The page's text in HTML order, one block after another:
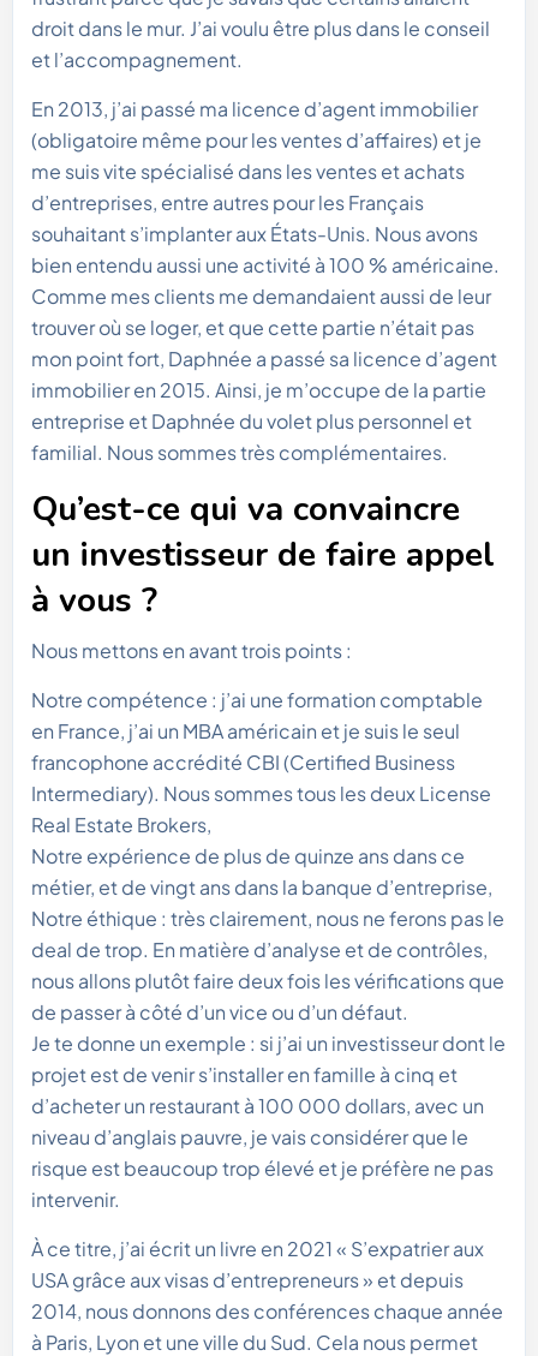
droit dans le mur. J’ai voulu être plus dans le conseil
et l’accompagnement.
En 2013, j’ai passé ma licence d’agent immobilier
(obligatoire même pour les ventes d’affaires) et je
me suis vite spécialisé dans les ventes et achats
d’entreprises, entre autres pour les Français
souhaitant s’implanter aux États-Unis. Nous avons
bien entendu aussi une activité à 100 % américaine.
Comme mes clients me demandaient aussi de leur
trouver où se loger, et que cette partie n’était pas
mon point fort, Daphnée a passé sa licence d’agent
immobilier en 2015. Ainsi, je m’occupe de la partie
entreprise et Daphnée du volet plus personnel et
familial. Nous sommes très complémentaires.
Qu’est-ce qui va convaincre
un investisseur de faire appel
à vous ?
Nous mettons en avant trois points :
Notre compétence : j’ai une formation comptable
en France, j’ai un MBA américain et je suis le seul
francophone accrédité CBI (Certified Business
Intermediary). Nous sommes tous les deux License
Real Estate Brokers,
Notre expérience de plus de quinze ans dans ce
métier, et de vingt ans dans la banque d’entreprise,
Notre éthique : très clairement, nous ne ferons pas le
deal de trop. En matière d’analyse et de contrôles,
nous allons plutôt faire deux fois les vérifications que
de passer à côté d’un vice ou d’un défaut.
Je te donne un exemple : si j’ai un investisseur dont le
projet est de venir s’installer en famille à cinq et
d’acheter un restaurant à 100 000 dollars, avec un
niveau d’anglais pauvre, je vais considérer que le
risque est beaucoup trop élevé et je préfère ne pas
intervenir.
À ce titre, j’ai écrit un livre en 2021 « S’expatrier aux
USA grâce aux visas d’entrepreneurs » et depuis
2014, nous donnons des conférences chaque année
à Paris, Lyon et une ville du Sud. Cela nous permet